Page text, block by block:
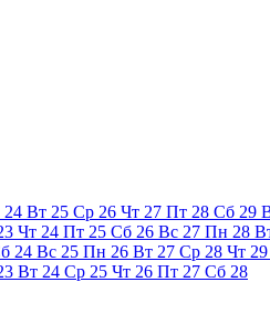
24 Вт 25 Ср 26 Чт 27 Пт 28 Сб 29
Чт 24 Пт 25 Сб 26 Вс 27 Пн 28
24 Вс 25 Пн 26 Вт 27 Ср 28 Чт 29
Вт 24 Ср 25 Чт 26 Пт 27 Сб 28